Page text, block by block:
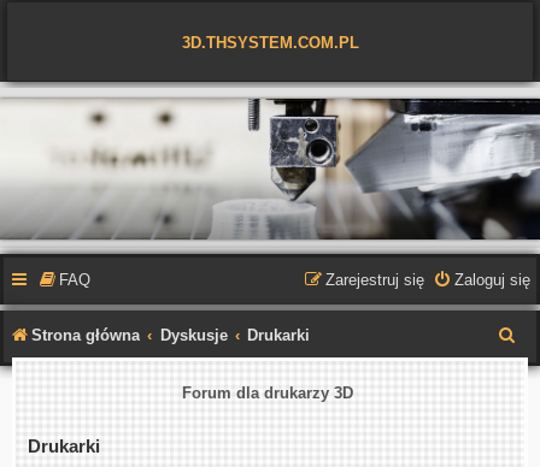
3D.THSYSTEM.COM.PL
FAQ Zaloguj się
Zarejestruj się
Strona główna Dyskusje Drukarki
z
Forum dla drukarzy 3D
Drukarki